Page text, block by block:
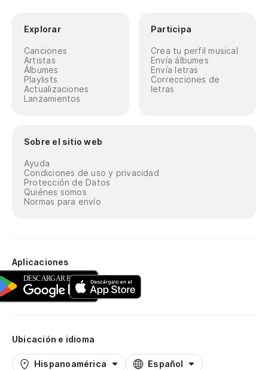
Explorar
Canciones
Artistas
Álbumes
Playlists
Actualizaciones
Lanzamientos
Participa
Crea tu perfil musical
Envía álbumes
Envía letras
Correcciones de
letras
Sobre el sitio web
Ayuda
Condiciones de uso y privacidad
Protección de Datos
Quiénes somos
Normas para envío
Aplicaciones
Ubicación e idioma
Hispanoamérica Español